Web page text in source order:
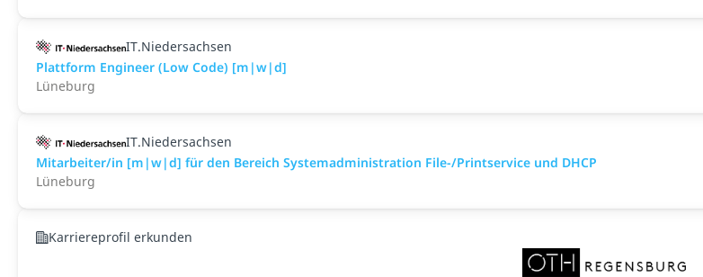
IT.Niedersachsen
Plattform Engineer (Low Code) [m|w|d]
Lüneburg
IT.Niedersachsen
Mitarbeiter/in [m|w|d] für den Bereich Systemadministration File-/Printservice und DHCP
Lüneburg
Karriereprofil erkunden